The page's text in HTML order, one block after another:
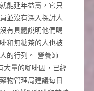
能延年益壽，它只
並沒有深入探討人
有具體說明他們喝
和無糖茶的人也被
的行列。 營養師
大量的咖啡因，已經
物管理局建議每日